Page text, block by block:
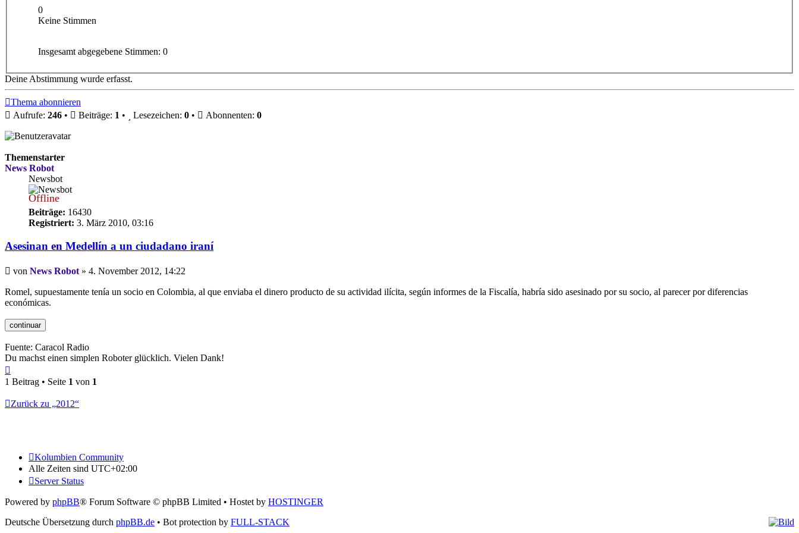
0
Keine Stimmen
Insgesamt abgegebene Stimmen: 0
Deine Abstimmung wurde erfasst.
Thema abonnieren
Aufrufe: 246 • Beiträge: 1 • Lesezeichen: 0 • Abonnenten: 0
Themenstarter
News Robot
Newsbot
Offline
Beiträge: 16430
Registriert: 3. März 2010, 03:16
Asesinan en Medellín a un ciudadano iraní
Beitrag
von News Robot » 4. November 2012, 14:22
Romel, supuestamente tenía un socio en Colombia, al que enviaba el dinero producto de su actividad ilícita, según informes de la Fiscalía, habría sido asesinado por su socio, al parecer por diferencias
económicas.
Fuente: Caracol Radio
Du machst einen simplen Roboter glücklich. Vielen Dank!
oben
1 Beitrag • Seite 1 von 1
Zurück zu „2012“
Kolumbien Community
Alle Zeiten sind UTC+02:00
Server Status
Powered by phpBB® Forum Software © phpBB Limited • Hostet by HOSTINGER
Deutsche Übersetzung durch phpBB.de • Bot protection by FULL-STACK